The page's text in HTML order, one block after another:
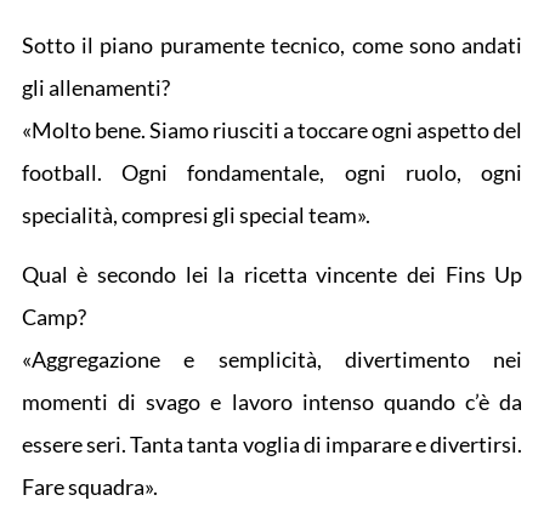
Sotto il piano puramente tecnico, come sono andati
gli allenamenti?
«Molto bene. Siamo riusciti a toccare ogni aspetto del
football. Ogni fondamentale, ogni ruolo, ogni
specialità, compresi gli special team».
Qual è secondo lei la ricetta vincente dei Fins Up
Camp?
«Aggregazione e semplicità, divertimento nei
momenti di svago e lavoro intenso quando c’è da
essere seri. Tanta tanta voglia di imparare e divertirsi.
Fare squadra».